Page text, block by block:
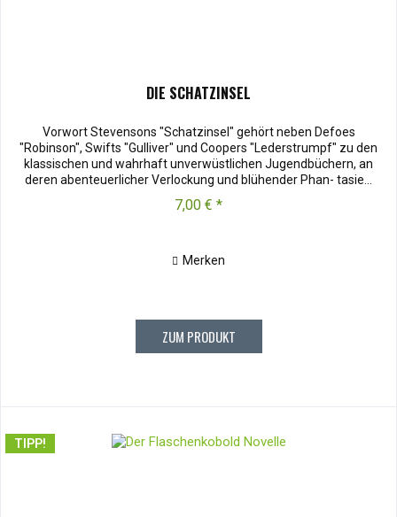
DIE SCHATZINSEL
Vorwort Stevensons "Schatzinsel" gehört neben Defoes
"Robinson", Swifts "Gulliver" und Coopers "Lederstrumpf" zu den
klassischen und wahrhaft unverwüstlichen Jugendbüchern, an
deren abenteuerlicher Verlockung und blühender Phan- tasie...
7,00 € *
Merken
ZUM PRODUKT
TIPP!